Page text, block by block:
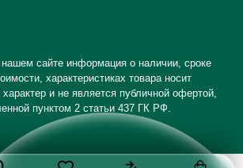
сайте информация о наличии, сроке
характеристиках товара носит
и не является публичной офертой,
пунктом 2 статьи 437 ГК РФ.